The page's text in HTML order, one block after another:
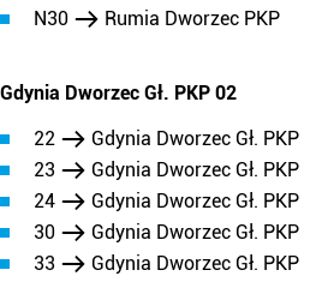
N30
Rumia Dworzec PKP
Gdynia Dworzec Gł. PKP 02
22
Gdynia Dworzec Gł. PKP
23
Gdynia Dworzec Gł. PKP
24
Gdynia Dworzec Gł. PKP
30
Gdynia Dworzec Gł. PKP
33
Gdynia Dworzec Gł. PKP